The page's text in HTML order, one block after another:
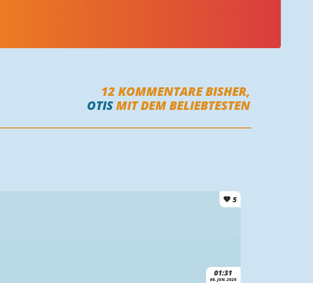
12 KOMMENTARE BISHER,
OTISMIT DEM BELIEBTESTEN
5
01:31
06. JUN. 2026